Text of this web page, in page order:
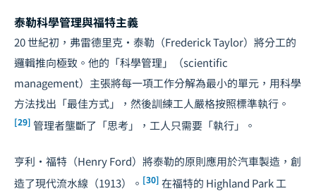
泰勒科學管理與福特主義
20 世紀初，弗雷德里克·泰勒（Frederick Taylor）將分工的
邏輯推向極致。他的「科學管理」（scientific
management）主張將每一項工作分解為最小的單元，用科學
方法找出「最佳方式」，然後訓練工人嚴格按照標準執行。
[29] 管理者壟斷了「思考」，工人只需要「執行」。
亨利·福特（Henry Ford）將泰勒的原則應用於汽車製造，創
造了現代流水線（1913）。 [30] 在福特的 Highland Park 工